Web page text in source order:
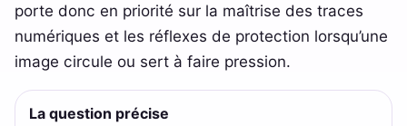
porte donc en priorité sur la maîtrise des traces
numériques et les réflexes de protection lorsqu’une
image circule ou sert à faire pression.
La question précise